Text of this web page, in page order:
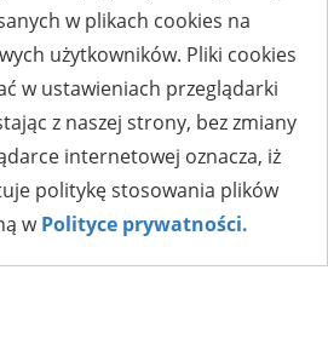
w plikach cookies na
użytkowników. Pliki cookies
w ustawieniach przeglądarki
z naszej strony, bez zmiany
internetowej oznacza, iż
politykę stosowania plików
wPolityce prywatności.